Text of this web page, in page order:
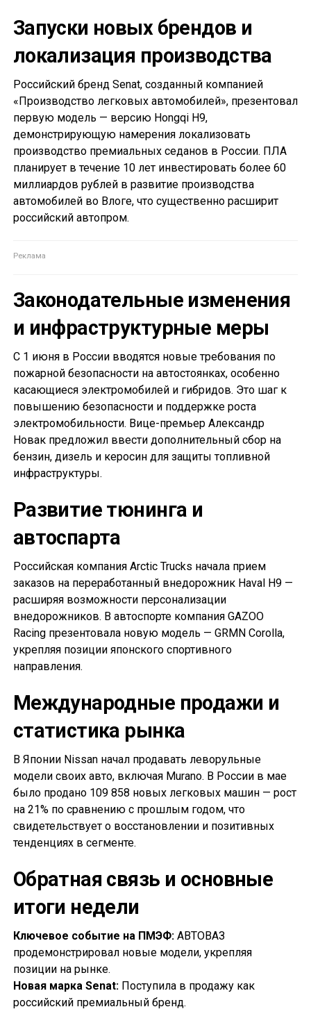
Запуски новых брендов и
локализация производства
Российский бренд Senat, созданный компанией
«Производство легковых автомобилей», презентовал
первую модель — версию Hongqi H9,
демонстрирующую намерения локализовать
производство премиальных седанов в России. ПЛА
планирует в течение 10 лет инвестировать более 60
миллиардов рублей в развитие производства
автомобилей во Влоге, что существенно расширит
российский автопром.
Законодательные изменения
и инфраструктурные меры
С 1 июня в России вводятся новые требования по
пожарной безопасности на автостоянках, особенно
касающиеся электромобилей и гибридов. Это шаг к
повышению безопасности и поддержке роста
электромобильности. Вице-премьер Александр
Новак предложил ввести дополнительный сбор на
бензин, дизель и керосин для защиты топливной
инфраструктуры.
Развитие тюнинга и
автоспарта
Российская компания Arctic Trucks начала прием
заказов на переработанный внедорожник Haval H9 —
расширяя возможности персонализации
внедорожников. В автоспорте компания GAZOO
Racing презентовала новую модель — GRMN Corolla,
укрепляя позиции японского спортивного
направления.
Международные продажи и
статистика рынка
В Японии Nissan начал продавать леворульные
модели своих авто, включая Murano. В России в мае
было продано 109 858 новых легковых машин — рост
на 21% по сравнению с прошлым годом, что
свидетельствует о восстановлении и позитивных
тенденциях в сегменте.
Обратная связь и основные
итоги недели
Ключевое событие на ПМЭФ:АВТОВАЗ
продемонстрировал новые модели, укрепляя
позиции на рынке.
Новая марка Senat:Поступила в продажу как
российский премиальный бренд.